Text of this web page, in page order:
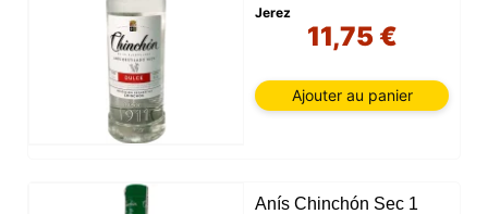
Jerez
11,75 €
Ajouter au panier
Anís Chinchón Sec 1